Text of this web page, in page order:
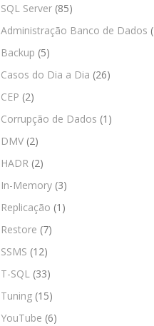
SQL Server (85)
Administração Banco de Dados
Backup (5)
Casos do Dia a Dia (26)
CEP (2)
Corrupção de Dados (1)
DMV (2)
HADR (2)
In-Memory (3)
Replicação (1)
Restore (7)
SSMS (12)
T-SQL (33)
Tuning (15)
YouTube (6)